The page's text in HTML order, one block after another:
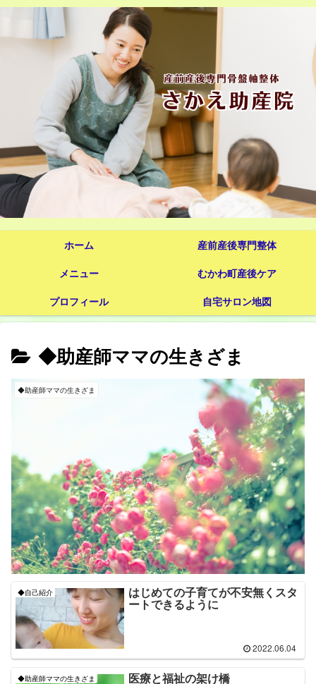
ホーム
産前産後専門整体
メニュー
むかわ町産後ケア
プロフィール
自宅サロン地図
◆助産師ママの生きざま
◆助産師ママの生きざま
◆自己紹介 はじめての子育てが不安無くスタ
ートできるように
2022.06.04
◆助産師ママの生きざま 医療と福祉の架け橋